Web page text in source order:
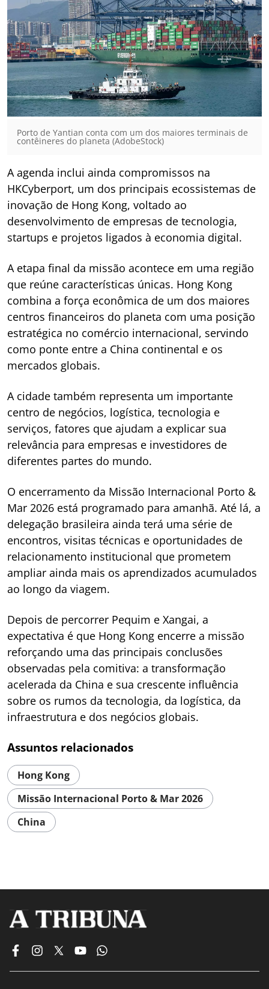
Porto de Yantian conta com um dos maiores terminais de
contêineres do planeta (AdobeStock)
A agenda inclui ainda compromissos na
HKCyberport, um dos principais ecossistemas de
inovação de Hong Kong, voltado ao
desenvolvimento de empresas de tecnologia,
startups e projetos ligados à economia digital.
A etapa final da missão acontece em uma região
que reúne características únicas. Hong Kong
combina a força econômica de um dos maiores
centros financeiros do planeta com uma posição
estratégica no comércio internacional, servindo
como ponte entre a China continental e os
mercados globais.
A cidade também representa um importante
centro de negócios, logística, tecnologia e
serviços, fatores que ajudam a explicar sua
relevância para empresas e investidores de
diferentes partes do mundo.
O encerramento da Missão Internacional Porto &
Mar 2026 está programado para amanhã. Até lá, a
delegação brasileira ainda terá uma série de
encontros, visitas técnicas e oportunidades de
relacionamento institucional que prometem
ampliar ainda mais os aprendizados acumulados
ao longo da viagem.
Depois de percorrer Pequim e Xangai, a
expectativa é que Hong Kong encerre a missão
reforçando uma das principais conclusões
observadas pela comitiva: a transformação
acelerada da China e sua crescente influência
sobre os rumos da tecnologia, da logística, da
infraestrutura e dos negócios globais.
Assuntos relacionados
Hong Kong
Missão Internacional Porto & Mar 2026
China